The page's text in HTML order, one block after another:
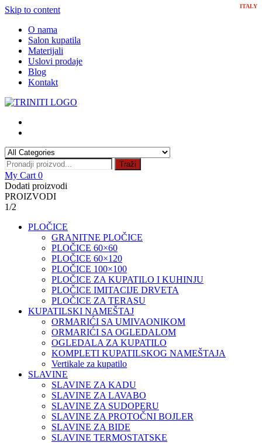
Skip to content
O nama
Salon kupatila
Materijali
Uslovi prodaje
Blog
Kontakt
Traži
My Cart 0
Dodati proizvodi
PROIZVODI
1/2
PLOČICE
GRANITNE PLOČICE
PLOČICE 60×60
PLOČICE 60×120
PLOČICE 100×100
PLOČICE ZA KUPATILO I KUHINJU
PLOČICE IMITACIJE DRVETA
PLOČICE ZA TERASU
KUPATILSKI NAMEŠTAJ
ORMARIĆI SA UMIVAONIKOM
ORMARIĆI SA OGLEDALOM
OGLEDALA ZA KUPATILO
KOMPLETI KUPATILSKOG NAMEŠTAJA
Vertikale za kupatilo
SLAVINE
SLAVINE ZA KADU
SLAVINE ZA LAVABO
SLAVINE ZA SUDOPERU
SLAVINE ZA PROTOČNI BOJLER
SLAVINE ZA BIDE
SLAVINE TERMOSTATSKE
ITALY